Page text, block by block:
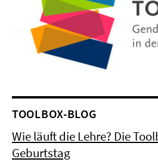
TOOLBOX-BLOG
Wie läuft die Lehre? Die
Geburtstag